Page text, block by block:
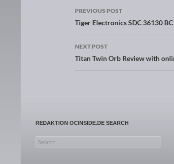
Post navigation
PREVIOUS POST
Tiger Electronics SDC 36130
NEXT POST
Titan Twin Orb Review with
REDAKTION OCINSIDE.DE SEARCH
Search for: